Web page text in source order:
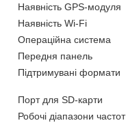
Наявність GPS-модуля
Наявність Wi-Fi
Операційна система
Передня панель
Підтримувані формати
Порт для SD-карти
Робочі діапазони частот